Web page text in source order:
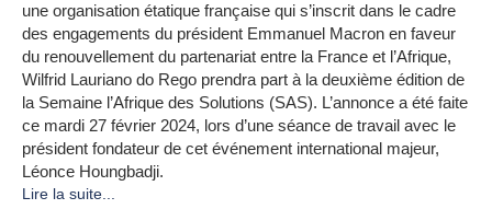
une organisation étatique française qui s’inscrit dans le cadre
des engagements du président Emmanuel Macron en faveur
du renouvellement du partenariat entre la France et l’Afrique,
Wilfrid Lauriano do Rego prendra part à la deuxième édition de
la Semaine l’Afrique des Solutions (SAS). L’annonce a été faite
ce mardi 27 février 2024, lors d’une séance de travail avec le
président fondateur de cet événement international majeur,
Léonce Houngbadji.
Lire la suite...